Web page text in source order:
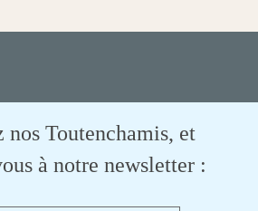
nos Toutenchamis, et
à notre newsletter :